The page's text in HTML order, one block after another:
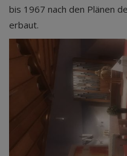
bis 1967 nach den Plänen
erbaut.